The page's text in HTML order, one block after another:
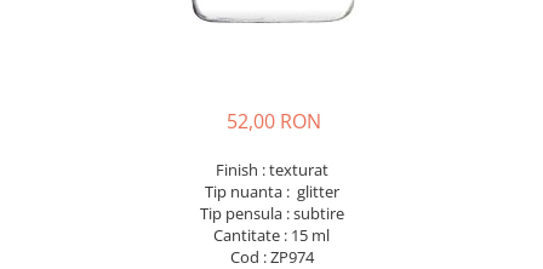
52,00 RON
Finish : texturat
Tip nuanta : glitter
Tip pensula : subtire
Cantitate : 15 ml
Cod : ZP974